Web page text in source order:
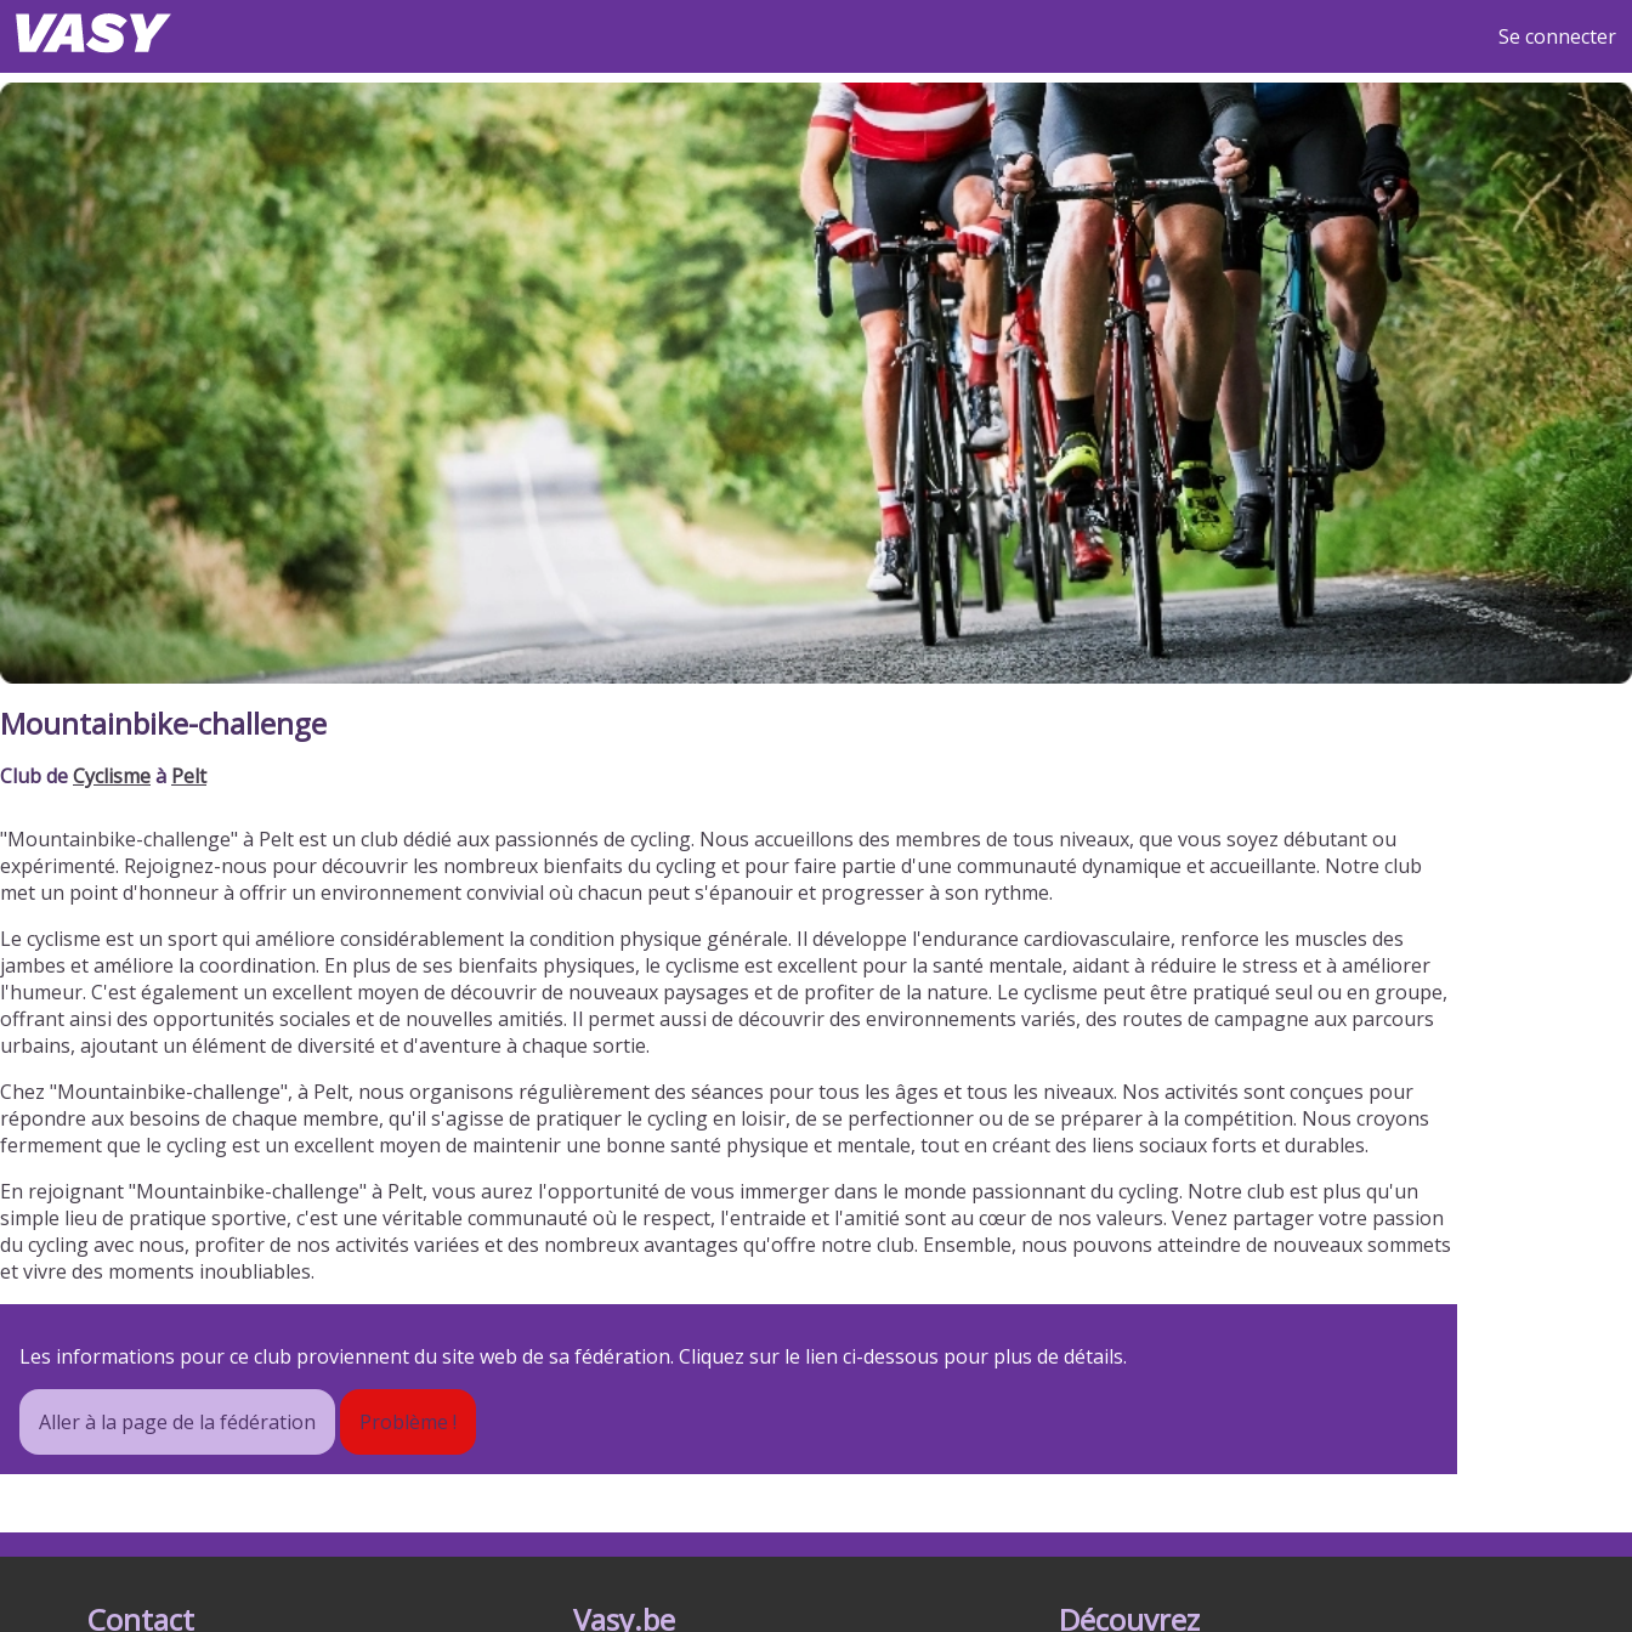
Se connecter
Mountainbike-challenge
Club deCyclismeà Pelt
"Mountainbike-challenge" à Pelt est un club dédié aux passionnés de cycling. Nous accueillons des membres de tous niveaux, que vous soyez débutant ou
expérimenté. Rejoignez-nous pour découvrir les nombreux bienfaits du cycling et pour faire partie d'une communauté dynamique et accueillante. Notre club
met un point d'honneur à offrir un environnement convivial où chacun peut s'épanouir et progresser à son rythme.
Le cyclisme est un sport qui améliore considérablement la condition physique générale. Il développe l'endurance cardiovasculaire, renforce les muscles des
jambes et améliore la coordination. En plus de ses bienfaits physiques, le cyclisme est excellent pour la santé mentale, aidant à réduire le stress et à améliorer
l'humeur. C'est également un excellent moyen de découvrir de nouveaux paysages et de profiter de la nature. Le cyclisme peut être pratiqué seul ou en groupe,
offrant ainsi des opportunités sociales et de nouvelles amitiés. Il permet aussi de découvrir des environnements variés, des routes de campagne aux parcours
urbains, ajoutant un élément de diversité et d'aventure à chaque sortie.
Chez "Mountainbike-challenge", à Pelt, nous organisons régulièrement des séances pour tous les âges et tous les niveaux. Nos activités sont conçues pour
répondre aux besoins de chaque membre, qu'il s'agisse de pratiquer le cycling en loisir, de se perfectionner ou de se préparer à la compétition. Nous croyons
fermement que le cycling est un excellent moyen de maintenir une bonne santé physique et mentale, tout en créant des liens sociaux forts et durables.
En rejoignant "Mountainbike-challenge" à Pelt, vous aurez l'opportunité de vous immerger dans le monde passionnant du cycling. Notre club est plus qu'un
simple lieu de pratique sportive, c'est une véritable communauté où le respect, l'entraide et l'amitié sont au cœur de nos valeurs. Venez partager votre passion
du cycling avec nous, profiter de nos activités variées et des nombreux avantages qu'offre notre club. Ensemble, nous pouvons atteindre de nouveaux sommets
et vivre des moments inoubliables.
Les informations pour ce club proviennent du site web de sa fédération. Cliquez sur le lien ci-dessous pour plus de détails.
Aller à la page de la fédération Problème !
Contact Vasy.be Découvrez